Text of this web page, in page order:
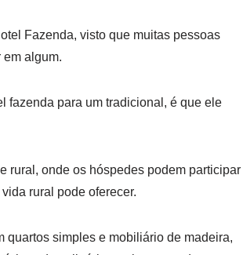
Fazenda, visto que muitas pessoas
algum.
fazenda para um tradicional, é que ele
rural, onde os hóspedes podem participar
rural pode oferecer.
quartos simples e mobiliário de madeira,